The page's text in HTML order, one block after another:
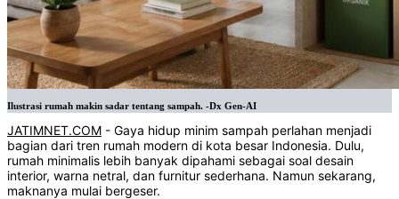
Ilustrasi rumah makin sadar tentang sampah. -Dx Gen-AI
JATIMNET.COM - Gaya hidup minim sampah perlahan menjadi
bagian dari tren rumah modern di kota besar Indonesia. Dulu,
rumah minimalis lebih banyak dipahami sebagai soal desain
interior, warna netral, dan furnitur sederhana. Namun sekarang,
maknanya mulai bergeser.